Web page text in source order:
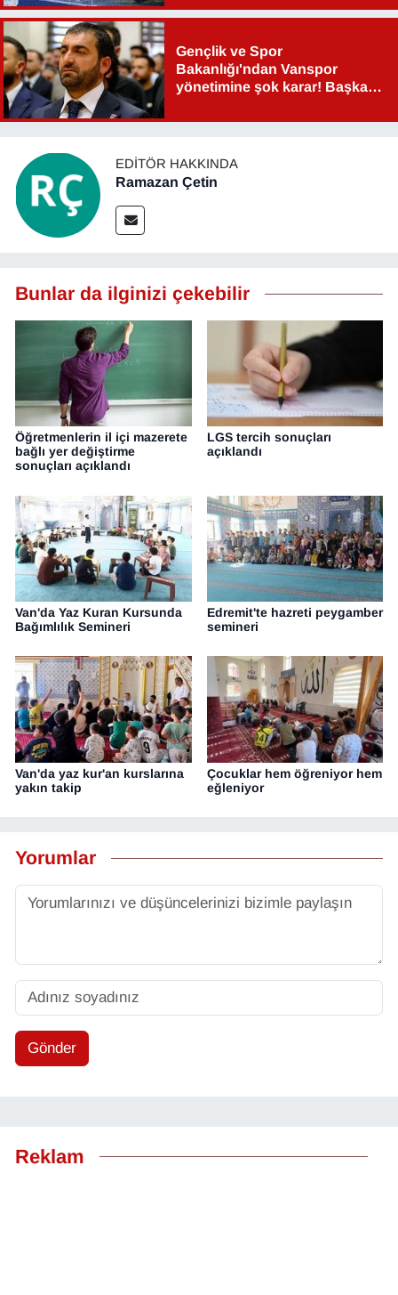
Gençlik ve Spor
Bakanlığı'ndan Vanspor
yönetimine şok karar! Başkan
EDITÖR HAKKINDA
Ramazan Çetin
Bunlar da ilginizi çekebilir
Öğretmenlerin il içi mazerete
bağlı yer değiştirme
sonuçları açıklandı
LGS tercih sonuçları
açıklandı
Van'da Yaz Kuran Kursunda
Bağımlılık Semineri
Edremit'te hazreti peygamber
semineri
Van'da yaz kur'an kurslarına
yakın takip
Çocuklar hem öğreniyor hem
eğleniyor
Yorumlar
Gönder
Reklam